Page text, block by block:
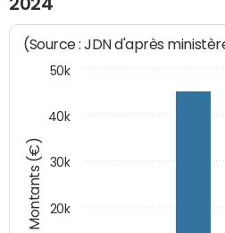
Montants (€)
(Source : JDN d'après
20k
30k
40k
50k